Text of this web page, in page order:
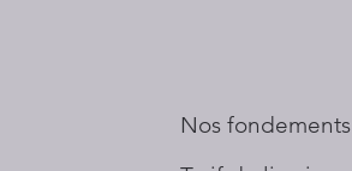
Nos fondements